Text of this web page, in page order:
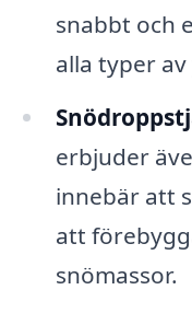
snabbt och
alla typer av
erbjuder
innebär att
att
snömassor.